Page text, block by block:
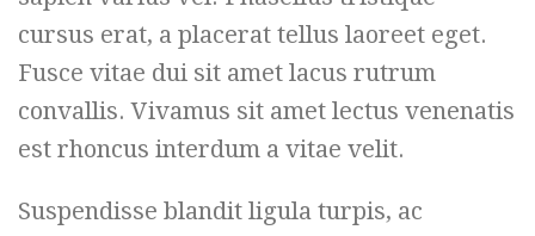
cursus erat, a placerat tellus laoreet eget.
Fusce vitae dui sit amet lacus rutrum
convallis. Vivamus sit amet lectus venenatis
est rhoncus interdum a vitae velit.
Suspendisse blandit ligula turpis, ac